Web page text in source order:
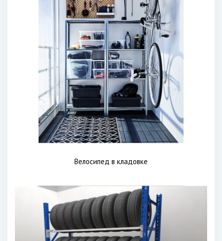
Велосипед в кладовке